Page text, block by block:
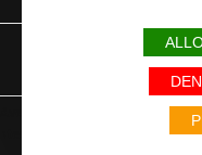
LEGAL NOTICE
Avec le soutien du Fonds
steun van het Europese